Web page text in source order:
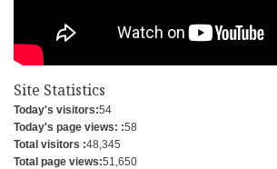
Site Statistics
Today's visitors:54
Today's page views: :58
Total visitors :48,345
Total page views:51,650